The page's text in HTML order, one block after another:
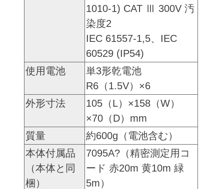
1010-1) CAT Ⅲ 300V 汚
染度2
IEC 61557-1,5、IEC
60529 (IP54)
使用電池
単3形乾電池
R6（1.5V）×6
外形寸法
105（L）×158（W）
×70（D）mm
質量
約600g（電池含む）
本体付属品
（本体と同
梱）
7095A?（精密測定用コ
ード 赤20m 黄10m 緑
5m）